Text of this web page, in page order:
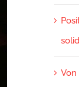
Von